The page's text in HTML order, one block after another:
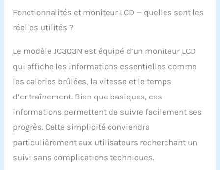
version du patin en
matériau ABS, des
roulements de qualité
à patins en feutre
améliorés, ce qui rend
le vélo plus fiable et
plus adapté aux
espaces partagés.
plan d'entraînement] Le
moniteur de notre vélo
d'intérieur peut
Fonctionnalités et moniteur LCD — quelles sont les
réelles utilités ?
Le modèle JC303N est équipé d’un moniteur LCD
qui affiche les informations essentielles comme
les calories brûlées, la vitesse et le temps
d’entraînement. Bien que basiques, ces
informations permettent de suivre facilement ses
progrès. Cette simplicité conviendra
particulièrement aux utilisateurs recherchant un
suivi sans complications techniques.